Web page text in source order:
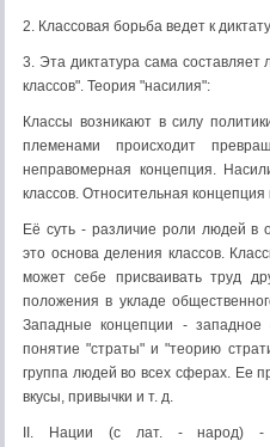
2. Классовая борьба ведет к
3. Эта диктатура сама
классов". Теория "насилия":
Классы возникают в силу
племенами происходит
неправомерная концепция.
классов. Относительная концепция
Её суть - различие роли людей в
это основа деления классов.
может себе присваивать труд
положения в укладе
Западные концепции - западное
понятие "страты" и "теорию
группа людей во всех сферах. Ее
вкусы, привычки и т. д.
II. Нации (с лат. - народ) -